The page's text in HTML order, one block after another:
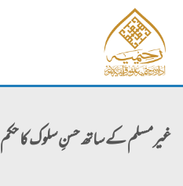
غیرمسلم کے ساتھ حسنِ سلوک کا حکم